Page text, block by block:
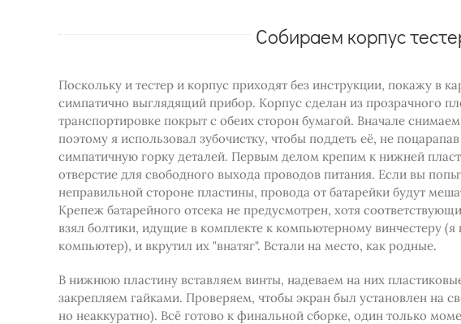
Собираем корпус
Поскольку и тестер и корпус приходят без инструкции, покажу в
симпатично выглядящий прибор. Корпус сделан из прозрачного
транспортировке покрыт с обеих сторон бумагой. Вначале
поэтому я использовал зубочистку, чтобы поддеть её, не
симпатичную горку деталей. Первым делом крепим к нижней
отверстие для свободного выхода проводов питания. Если вы
неправильной стороне пластины, провода от батарейки будут
Крепеж батарейного отсека не предусмотрен, хотя
взял болтики, идущие в комплекте к компьютерному винчестеру
компьютер), и вкрутил их "внатяг". Встали на место, как родные.
В нижнюю пластину вставляем винты, надеваем на них
закрепляем гайками. Проверяем, чтобы экран был установлен на
но неаккуратно). Всё готово к финальной сборке, один только